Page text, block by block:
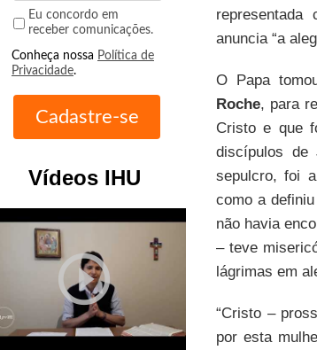
Eu concordo em
receber comunicações.
Conheça nossa Política de
Privacidade.
Vídeos IHU
play_circle_outline
representada
anuncia “a
O Papa
Roche, para
Cristo e que
discípulos
sepulcro, foi
como a
não havia
– teve
lágrimas em
“Cristo –
por esta